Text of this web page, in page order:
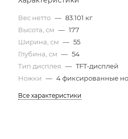
Вес нетто — 83.101 кг
Высота, см — 177
Ширина, см — 55
Глубина, см — 54
Тип дисплея — TFT-дисплей
Ножки — 4 фиксированные
Все характеристики